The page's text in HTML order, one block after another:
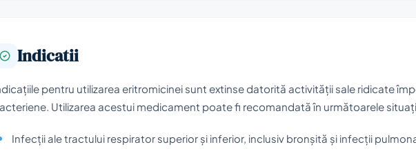
Indicatii
pentru utilizarea eritromicinei sunt extinse datorită activității sale ridicate
Utilizarea acestui medicament poate fi recomandată în următoarele
Infecții ale tractului respirator superior și inferior, inclusiv bronșită și infecții